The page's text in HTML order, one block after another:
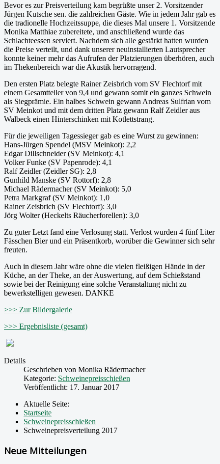
Bevor es zur Preisverteilung kam begrüßte unser 2. Vorsitzender
Jürgen Kutsche sen. die zahlreichen Gäste. Wie in jedem Jahr gab es
die tradionelle Hochzeitssuppe, die dieses Mal unsere 1. Vorsitzende
Monika Matthiae zubereitete, und anschließend wurde das
Schlachteessen serviert. Nachdem sich alle gestärkt hatten wurden
die Preise verteilt, und dank unserer neuinstallierten Lautsprecher
konnte keiner mehr das Aufrufen der Platzierungen überhören, auch
im Thekenbereich war die Akustik hervorragend.
Den ersten Platz belegte Rainer Zeisbrich vom SV Flechtorf mit
einem Gesamtteiler von 9,4 und gewann somit ein ganzes Schwein
als Siegprämie. Ein halbes Schwein gewann Andreas Sulfrian vom
SV Meinkot und mit dem dritten Platz gewann Ralf Zeidler aus
Walbeck einen Hinterschinken mit Kotlettstrang.
Für die jeweiligen Tagessieger gab es eine Wurst zu gewinnen:
Hans-Jürgen Spendel (MSV Meinkot): 2,2
Edgar Dillschneider (SV Meinkot): 4,1
Volker Funke (SV Papenrode): 4,1
Ralf Zeidler (Zeidler SG): 2,8
Gunhild Manske (SV Rottorf): 2,8
Michael Rädermacher (SV Meinkot): 5,0
Petra Markgraf (SV Meinkot): 1,0
Rainer Zeisbrich (SV Flechtorf): 3,0
Jörg Wolter (Heckelts Räucherforellen): 3,0
Zu guter Letzt fand eine Verlosung statt. Verlost wurden 4 fünf Liter
Fässchen Bier und ein Präsentkorb, worüber die Gewinner sich sehr
freuten.
Auch in diesem Jahr wäre ohne die vielen fleißigen Hände in der
Küche, an der Theke, an der Auswertung, auf dem Schießstand
sowie bei der Reinigung eine solche Veranstaltung nicht zu
bewerkstelligen gewesen. DANKE
>>> Zur Bildergalerie
>>> Ergebnisliste (gesamt)
Details
Geschrieben von Monika Rädermacher
Kategorie: Schweinepreisschießen
Veröffentlicht: 17. Januar 2017
Aktuelle Seite:
Startseite
Schweinepreisschießen
Schweinepreisverteilung 2017
Neue Mitteilungen